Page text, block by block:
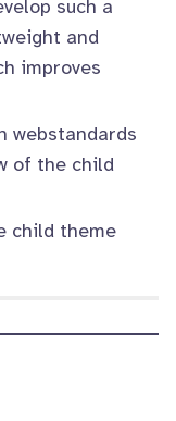
such a
and
improves
webstandards
of the child
child theme